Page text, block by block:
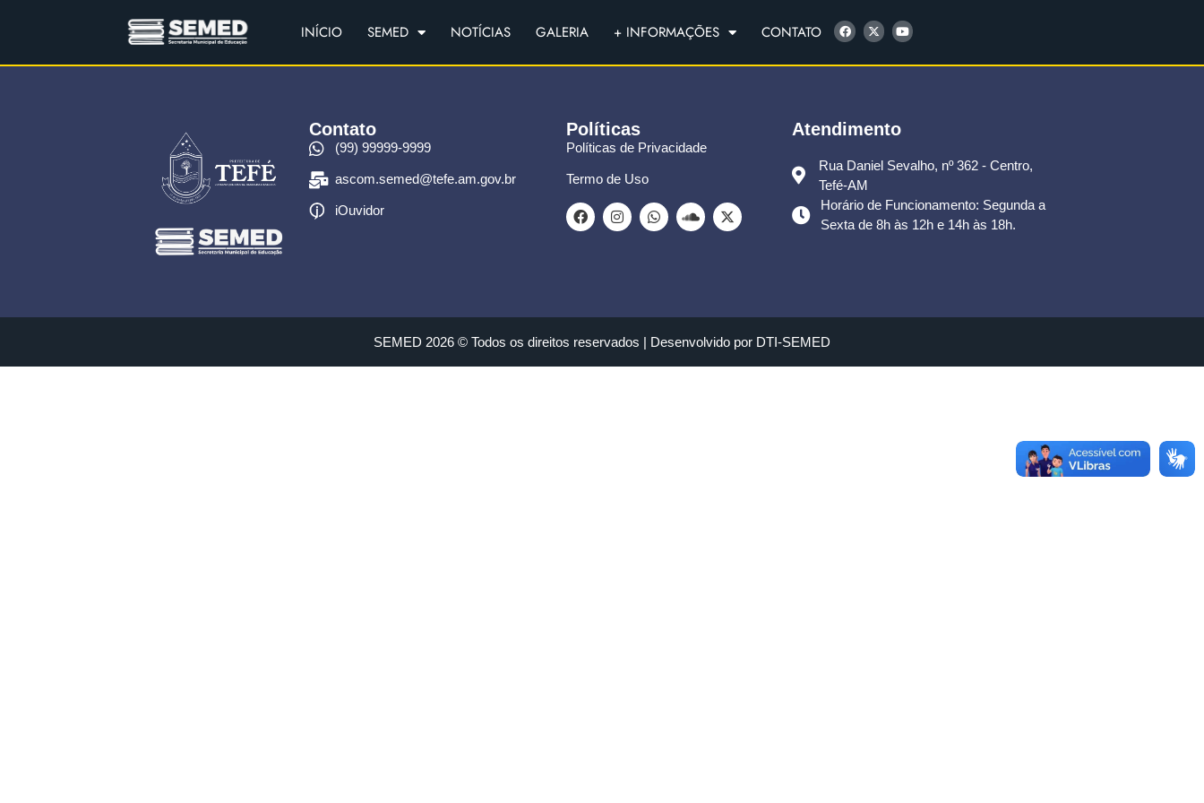
INÍCIO SEMED NOTÍCIAS GALERIA + INFORMAÇÕES CONTATO
Contato
(99) 99999-9999
ascom.semed@tefe.am.gov.br
iOuvidor
Políticas
Políticas de Privacidade
Termo de Uso
Atendimento
Rua Daniel Sevalho, nº 362 - Centro,
Tefé-AM
Horário de Funcionamento: Segunda a
Sexta de 8h às 12h e 14h às 18h.
SEMED 2026 © Todos os direitos reservados | Desenvolvido por DTI-SEMED